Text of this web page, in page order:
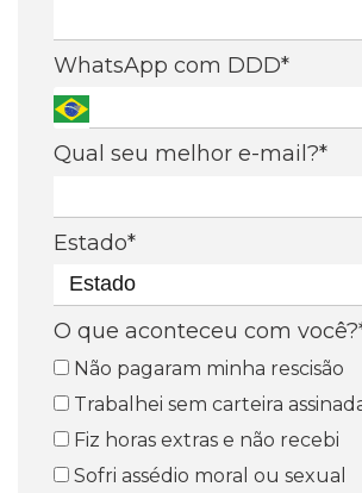
WhatsApp com DDD*
Qual seu melhor e-mail?*
Estado*
O que aconteceu com
Não pagaram minha rescisão
Trabalhei sem carteira
Fiz horas extras e não recebi
Sofri assédio moral ou sexual